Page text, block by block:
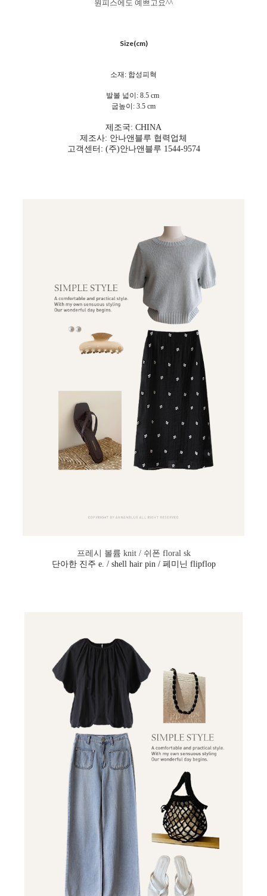
원피스에도 예쁘고요^^
Size(cm)
소재: 합성피혁
발볼 넓이: 8.5 cm
굽높이: 3.5 cm
제조국: CHINA
제조사: 안나앤블루 협력업체
고객센터: (주)안나앤블루 1544-9574
프레시 볼륨 knit / 쉬폰 floral sk
단아한 진주 e. / shell hair pin / 페미닌 flipflop